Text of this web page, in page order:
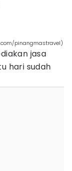
pinangmastravel)
jasa
hari sudah